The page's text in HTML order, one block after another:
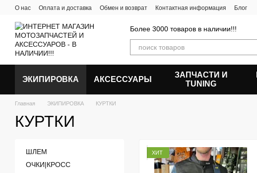
Перейти к основному контенту
О нас Оплата и доставка Обмен и возврат Контактная информация Блог
Более 3000 товаров в наличии!!!
ЭКИПИРОВКА АКСЕССУАРЫ
ЗАПЧАСТИ И
ТUNING
Главная ЭКИПИРОВКА КУРТКИ
КУРТКИ
ХИТ
ШЛЕМ
ОЧКИ|КРОСС